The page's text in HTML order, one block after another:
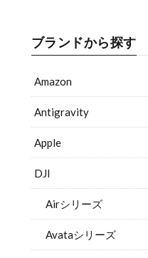
ブランドから探す
Amazon
Antigravity
Apple
DJI
Airシリーズ
Avataシリーズ